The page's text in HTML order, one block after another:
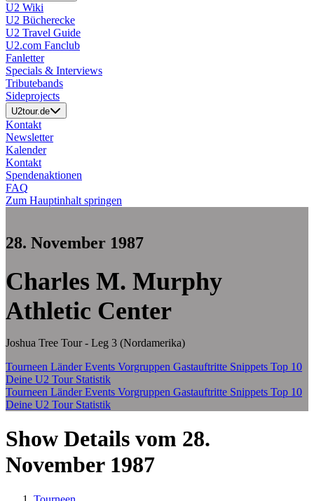
U2 Wiki
U2 Bücherecke
U2 Travel Guide
U2.com Fanclub
Fanletter
Specials & Interviews
Tributebands
Sideprojects
U2tour.de
Kontakt
Newsletter
Kalender
Kontakt
Spendenaktionen
FAQ
Zum Hauptinhalt springen
28. November 1987
Charles M. Murphy
Athletic Center
Joshua Tree Tour - Leg 3 (Nordamerika)
Tourneen LänderEvents Vorgruppen Gastauftritte Snippets Top 10
Deine U2 Tour Statistik
Tourneen LänderEvents Vorgruppen Gastauftritte Snippets Top 10
Deine U2 Tour Statistik
Show Details vom 28.
November 1987